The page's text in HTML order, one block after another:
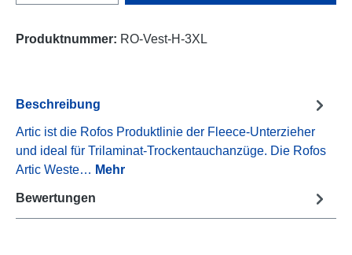
Produktnummer: RO-Vest-H-3XL
Beschreibung
Artic ist die Rofos Produktlinie der Fleece-Unterzieher
und ideal für Trilaminat-Trockentauchanzüge. Die Rofos
Artic Weste… Mehr
Bewertungen